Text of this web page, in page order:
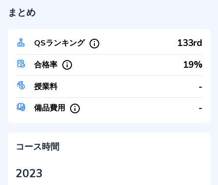
まとめ
QSランキング 133rd
合格率 19%
授業料 -
備品費用 -
コース時間
2023